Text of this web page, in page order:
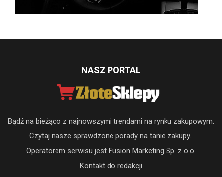
NASZ PORTAL
Bądź na bieżąco z najnowszymi trendami na rynku zakupowym.
Czytaj nasze sprawdzone porady na tanie zakupy.
Operatorem serwisu jest Fusion Marketing Sp. z o.o.
Kontakt do redakcji